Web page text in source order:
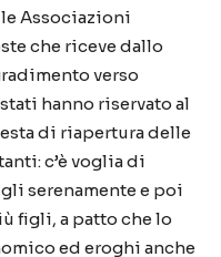
Associazioni
che riceve dallo
verso
hanno riservato al
di riapertura delle
c’è voglia di
serenamente e poi
figli, a patto che lo
ed eroghi anche